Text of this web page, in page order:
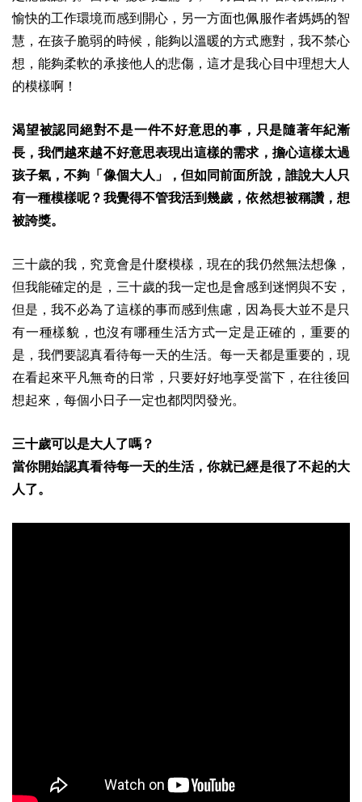
愉快的工作環境而感到開心，另一方面也佩服作者媽媽的智
慧，在孩子脆弱的時候，能夠以溫暖的方式應對，我不禁心
想，能夠柔軟的承接他人的悲傷，這才是我心目中理想大人
的模樣啊！
渴望被認同絕對不是一件不好意思的事，只是隨著年紀漸
長，我們越來越不好意思表現出這樣的需求，擔心這樣太過
孩子氣，不夠「像個大人」，但如同前面所說，誰說大人只
有一種模樣呢？我覺得不管我活到幾歲，依然想被稱讚，想
被誇獎。
三十歲的我，究竟會是什麼模樣，現在的我仍然無法想像，
但我能確定的是，三十歲的我一定也是會感到迷惘與不安，
但是，我不必為了這樣的事而感到焦慮，因為長大並不是只
有一種樣貌，也沒有哪種生活方式一定是正確的，重要的
是，我們要認真看待每一天的生活。每一天都是重要的，現
在看起來平凡無奇的日常，只要好好地享受當下，在往後回
想起來，每個小日子一定也都閃閃發光。
三十歲可以是大人了嗎？
當你開始認真看待每一天的生活，你就已經是很了不起的大
人了。